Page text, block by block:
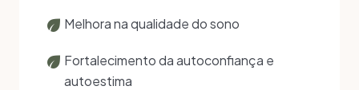
eco Melhora na qualidade do sono
eco Fortalecimento da autoconfiança e
autoestima